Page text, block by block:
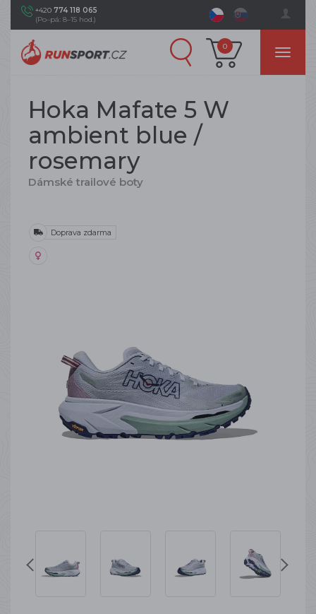
+420 774 118 065
(Po–pá: 8–15 hod.)
0
Hoka Mafate 5 W
ambient blue /
rosemary
Dámské trailové boty
Doprava zdarma